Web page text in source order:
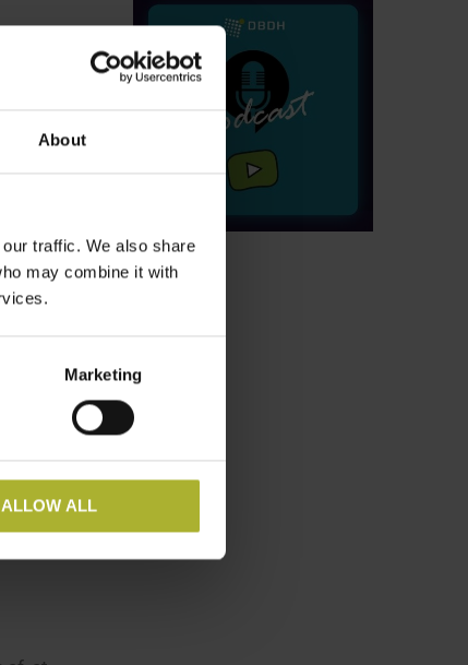
About
traffic. We also share
may combine it with
Marketing
ALLOW ALL
og
til